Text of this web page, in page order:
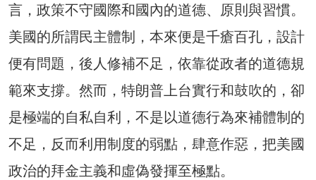
言，政策不守國際和國內的道德、原則與習慣。
美國的所謂民主體制，本來便是千瘡百孔，設計
便有問題，後人修補不足，依靠從政者的道德規
範來支撐。然而，特朗普上台實行和鼓吹的，卻
是極端的自私自利，不是以道德行為來補體制的
不足，反而利用制度的弱點，肆意作惡，把美國
政治的拜金主義和虛偽發揮至極點。